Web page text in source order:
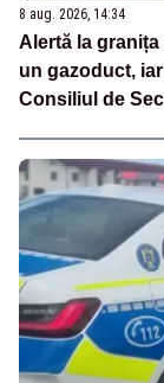
8 aug. 2026, 14:34
Alertă la
un gazoduct,
Consiliul de